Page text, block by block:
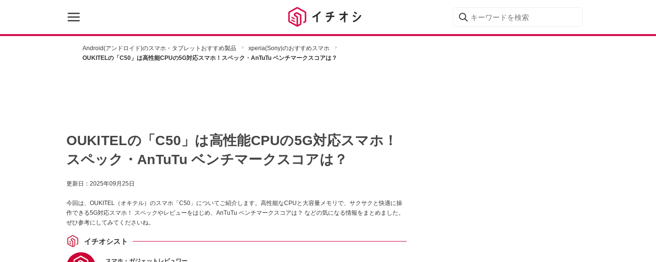
Android(アンドロイド)のスマホ・タブレットおすすめ製品
xperia(Sony)のおすすめスマホ
OUKITELの「C50」は高性能CPUの5G対応スマホ！スペック・AnTuTu ベンチマークスコアは？
OUKITELの「C50」は高性能CPUの5G対応スマホ！
スペック・AnTuTu ベンチマークスコアは？
更新日： 2025年09月25日
今回は、OUKITEL（オキテル）のスマホ「C50」についてご紹介します。高性能なCPUと大容量メモリで、サクサクと快適に操
作できる5G対応スマホ！ スペックやレビューをはじめ、AnTuTu ベンチマークスコアは？ などの気になる情報をまとめました。
ぜひ参考にしてみてくださいね。
イチオシスト